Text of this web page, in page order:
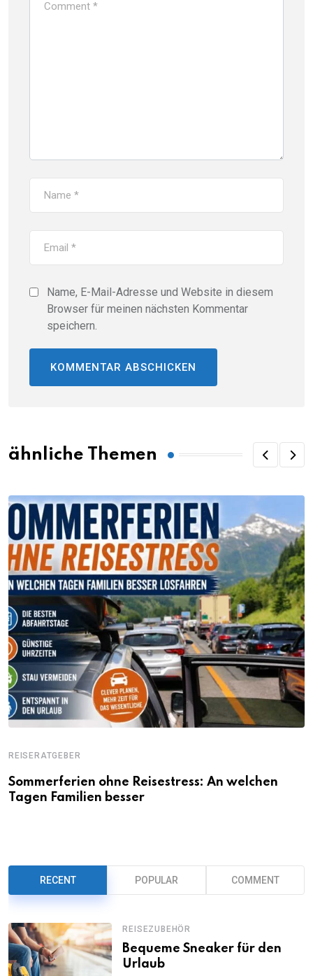
Name, E-Mail-Adresse und Website in diesem
Browser für meinen nächsten Kommentar
speichern.
ähnliche Themen
REISERATGEBER
Sommerferien ohne Reisestress: An welchen
Tagen Familien besser
RECENT POPULAR COMMENT
REISEZUBEHÖR
Bequeme Sneaker für den
Urlaub